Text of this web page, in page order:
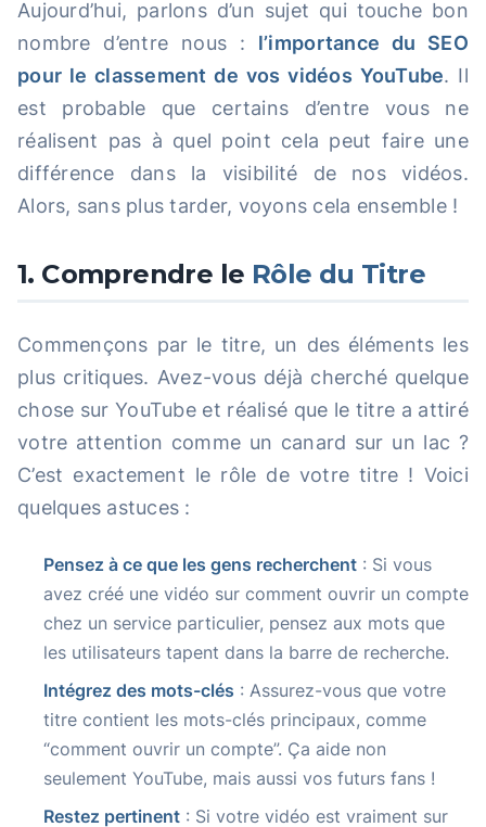
Aujourd’hui, parlons d’un sujet qui touche bon
nombre d’entre nous : l’importance du SEO
pour le classement de vos vidéos YouTube. Il
est probable que certains d’entre vous ne
réalisent pas à quel point cela peut faire une
différence dans la visibilité de nos vidéos.
Alors, sans plus tarder, voyons cela ensemble !
1. Comprendre le Rôle du Titre
Commençons par le titre, un des éléments les
plus critiques. Avez-vous déjà cherché quelque
chose sur YouTube et réalisé que le titre a attiré
votre attention comme un canard sur un lac ?
C’est exactement le rôle de votre titre ! Voici
quelques astuces :
Pensez à ce que les gens recherchent : Si vous
avez créé une vidéo sur comment ouvrir un compte
chez un service particulier, pensez aux mots que
les utilisateurs tapent dans la barre de recherche.
Intégrez des mots-clés : Assurez-vous que votre
titre contient les mots-clés principaux, comme
“comment ouvrir un compte”. Ça aide non
seulement YouTube, mais aussi vos futurs fans !
Restez pertinent : Si votre vidéo est vraiment sur